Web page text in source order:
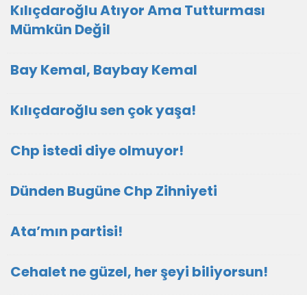
Kılıçdaroğlu Atıyor Ama Tutturması
Mümkün Değil
Bay Kemal, Baybay Kemal
Kılıçdaroğlu sen çok yaşa!
Chp istedi diye olmuyor!
Dünden Bugüne Chp Zihniyeti
Ata’mın partisi!
Cehalet ne güzel, her şeyi biliyorsun!